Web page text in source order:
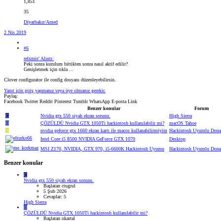
35
Diyarbakır/Amed
2 Nis 2019
#6
relxmis' Alıntı:
Peki sonra kurulum bittikten sonra nasıl aktif edilir?
Genişletmek için tıkla ...
Clover configurator ile config dosyanı düzenleyebilirsin.
Yanıt için giriş yapmanız veya üye olmanız gerekir.
Paylaş:
Facebook Twitter Reddit Pinterest Tumblr WhatsApp E-posta Link
Benzer konular
Forum
C
Nvidia gtx 550 siyah ekran sorunu.
High Sierra
O
ÇÖZÜLDÜ Nvidia GTX 1050Ti hackintosh kullanılabilir mi?
macOS Tahoe
A
nvıdıa geforce gtx 1660 ekran kartı ile macos kullanabilirmiyim Hackintosh Uyumlu
Intel Core i5 8500 NVIDIA GeForce GTX 1070
Desktop
MSI Z170, NVIDIA, GTX 970, i5-6600K Hackintosh Uyumu
Hackintosh Uyumlu
Benzer konular
C
Nvidia gtx 550 siyah ekran sorunu.
Başlatan ctugrul
5 Şub 2026
Cevaplar: 5
High Sierra
O
ÇÖZÜLDÜ Nvidia GTX 1050Ti hackintosh kullanılabilir mi?
Başlatan okartal